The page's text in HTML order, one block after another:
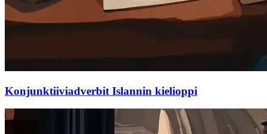
Konjunktiiviadverbit Islannin kielioppi